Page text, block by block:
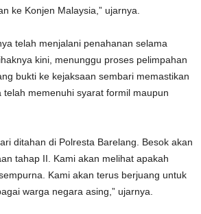
ke Konjen Malaysia,” ujarnya.
telah menjalani penahanan selama
kini, menunggu proses pelimpahan
bukti ke kejaksaan sembari memastikan
memenuhi syarat formil maupun
ditahan di Polresta Barelang. Besok akan
tahap II. Kami akan melihat apakah
Kami akan terus berjuang untuk
warga negara asing,” ujarnya.